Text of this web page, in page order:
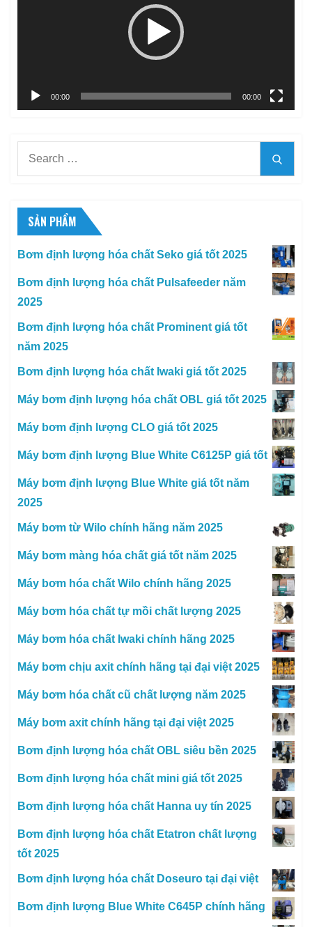
00:00 00:00
SẢN PHẨM
Bơm định lượng hóa chất Seko giá tốt 2025
Bơm định lượng hóa chất Pulsafeeder năm
2025
Bơm định lượng hóa chất Prominent giá tốt
năm 2025
Bơm định lượng hóa chất Iwaki giá tốt 2025
Máy bơm định lượng hóa chất OBL giá tốt 2025
Máy bơm định lượng CLO giá tốt 2025
Máy bơm định lượng Blue White C6125P giá tốt
Máy bơm định lượng Blue White giá tốt năm
2025
Máy bơm từ Wilo chính hãng năm 2025
Máy bơm màng hóa chất giá tốt năm 2025
Máy bơm hóa chất Wilo chính hãng 2025
Máy bơm hóa chất tự mồi chất lượng 2025
Máy bơm hóa chất Iwaki chính hãng 2025
Máy bơm chịu axit chính hãng tại đại việt 2025
Máy bơm hóa chất cũ chất lượng năm 2025
Máy bơm axit chính hãng tại đại việt 2025
Bơm định lượng hóa chất OBL siêu bền 2025
Bơm định lượng hóa chất mini giá tốt 2025
Bơm định lượng hóa chất Hanna uy tín 2025
Bơm định lượng hóa chất Etatron chất lượng
tốt 2025
Bơm định lượng hóa chất Doseuro tại đại việt
Bơm định lượng Blue White C645P chính hãng